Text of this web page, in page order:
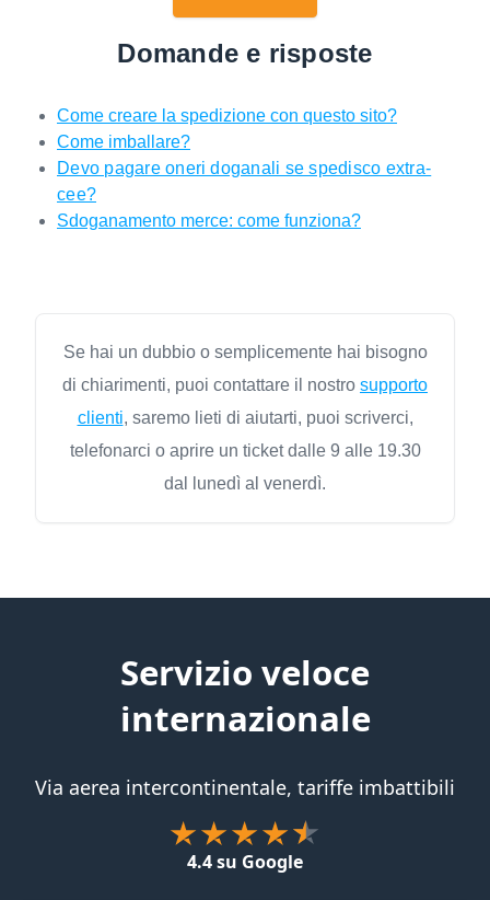
Domande e risposte
Come creare la spedizione con questo sito?
Come imballare?
Devo pagare oneri doganali se spedisco extra-
cee?
Sdoganamento merce: come funziona?
Se hai un dubbio o semplicemente hai bisogno
di chiarimenti, puoi contattare il nostro supporto
clienti, saremo lieti di aiutarti, puoi scriverci,
telefonarci o aprire un ticket dalle 9 alle 19.30
dal lunedì al venerdì.
Servizio veloce
internazionale
Via aerea intercontinentale, tariffe imbattibili
4.4 su Google